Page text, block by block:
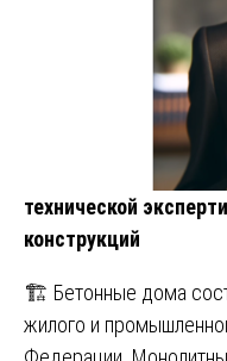
технической
конструкций
🏗️ Бетонные дома
жилого и